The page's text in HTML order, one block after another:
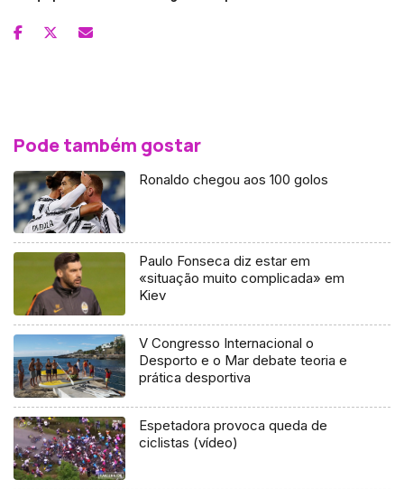
Pode também gostar
Ronaldo chegou aos 100 golos
Paulo Fonseca diz estar em
«situação muito complicada» em
Kiev
V Congresso Internacional o
Desporto e o Mar debate teoria e
prática desportiva
Espetadora provoca queda de
ciclistas (vídeo)